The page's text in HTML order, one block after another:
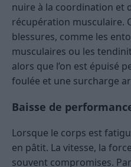
nuire à la coordination et
récupération musculaire.
blessures, comme les
musculaires ou les
alors que l’on est épuisé
foulée et une surcharge
Baisse de
Lorsque le corps est
en pâtit. La vitesse, la
souvent compromises.